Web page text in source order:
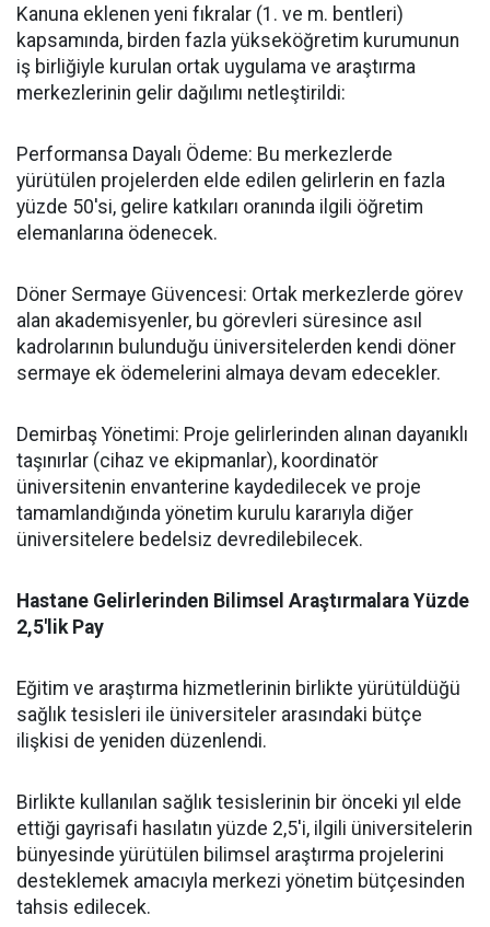
​Kanuna eklenen yeni fıkralar (1. ve m. bentleri)
kapsamında, birden fazla yükseköğretim kurumunun
iş birliğiyle kurulan ortak uygulama ve araştırma
merkezlerinin gelir dağılımı netleştirildi:
​Performansa Dayalı Ödeme: Bu merkezlerde
yürütülen projelerden elde edilen gelirlerin en fazla
yüzde 50'si, gelire katkıları oranında ilgili öğretim
elemanlarına ödenecek.
​Döner Sermaye Güvencesi: Ortak merkezlerde görev
alan akademisyenler, bu görevleri süresince asıl
kadrolarının bulunduğu üniversitelerden kendi döner
sermaye ek ödemelerini almaya devam edecekler.
​Demirbaş Yönetimi: Proje gelirlerinden alınan dayanıklı
taşınırlar (cihaz ve ekipmanlar), koordinatör
üniversitenin envanterine kaydedilecek ve proje
tamamlandığında yönetim kurulu kararıyla diğer
üniversitelere bedelsiz devredilebilecek.
​Hastane Gelirlerinden Bilimsel Araştırmalara Yüzde
2,5'lik Pay
​Eğitim ve araştırma hizmetlerinin birlikte yürütüldüğü
sağlık tesisleri ile üniversiteler arasındaki bütçe
ilişkisi de yeniden düzenlendi.
​Birlikte kullanılan sağlık tesislerinin bir önceki yıl elde
ettiği gayrisafi hasılatın yüzde 2,5'i, ilgili üniversitelerin
bünyesinde yürütülen bilimsel araştırma projelerini
desteklemek amacıyla merkezi yönetim bütçesinden
tahsis edilecek.